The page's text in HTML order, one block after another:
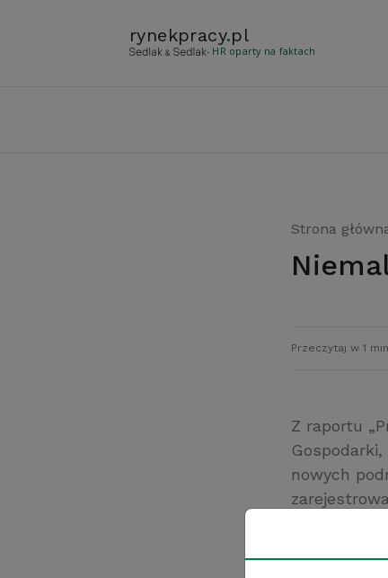
rynekpracy.pl
- HR oparty na faktach
Strona
Przeczytaj w 1
Z raportu
nowych
wystąpił